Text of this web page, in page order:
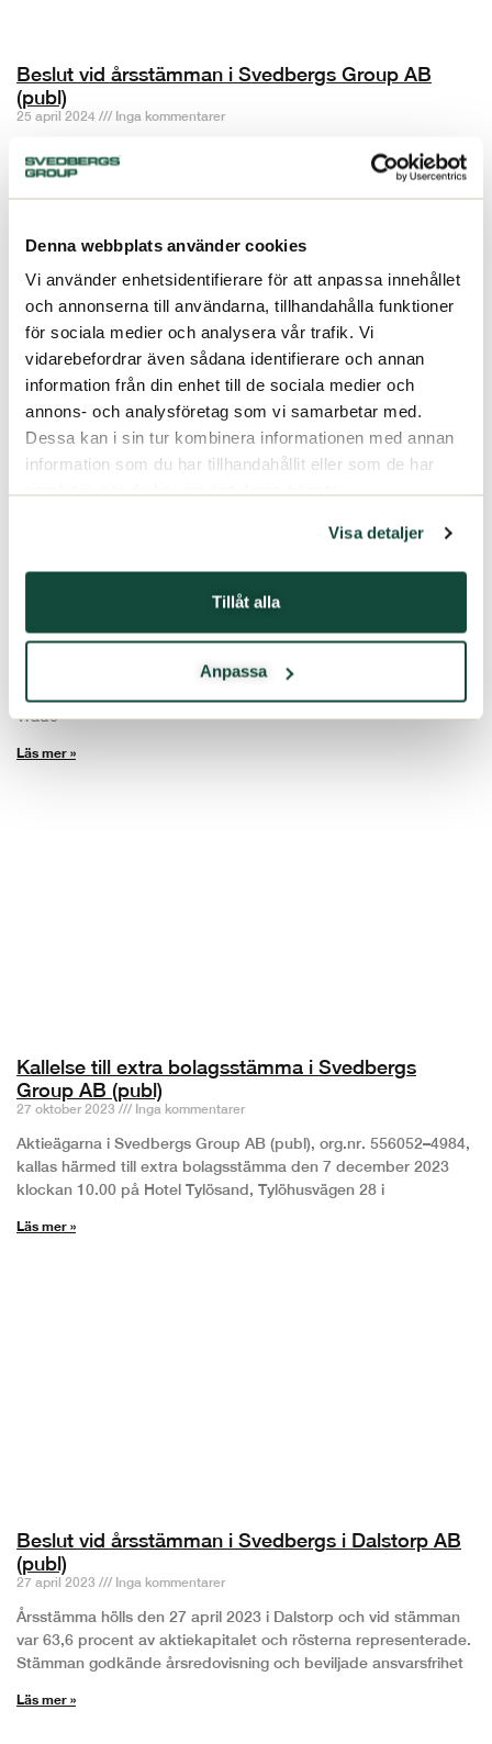
Denna webbplats använder cookies
Vi använder enhetsidentifierare för att anpassa innehållet
och annonserna till användarna, tillhandahålla funktioner
för sociala medier och analysera vår trafik. Vi
vidarebefordrar även sådana identifierare och annan
information från din enhet till de sociala medier och
annons- och analysföretag som vi samarbetar med.
Dessa kan i sin tur kombinera informationen med annan
information som du har tillhandahållit eller som de har
samlat in när du har använt deras tjänster.
Visa detaljer
Tillåt alla
Anpassa
Beslut vid årsstämman i Svedbergs Group AB
(publ)
25 april 2024 Inga kommentarer
Årsstämma hölls idag den 25 april 2024 i Halmstad och vid
stämman var 64,6 procent av aktiekapitalet och rösterna
representerade Stämman fastställde resultat- och
Läs mer »
Kallelse till årsstämma för Svedbergs Group AB
Inga kommentarer
Aktieägarna i Svedbergs Group AB (publ.) organisationsnummer
556052–4984, kallas härmed till årsstämma 25 april 2024
Trade
Läs mer »
Kallelse till extra bolagsstämma i Svedbergs
Group AB (publ)
27 oktober 2023 Inga kommentarer
Aktieägarna i Svedbergs Group AB (publ), org.nr. 556052–4984,
kallas härmed till extra bolagsstämma den 7 december 2023
klockan 10.00 på Hotel Tylösand, Tylöhusvägen 28 i
Läs mer »
Beslut vid årsstämman i Svedbergs i Dalstorp AB
(publ)
27 april 2023 Inga kommentarer
Årsstämma hölls den 27 april 2023 i Dalstorp och vid stämman
var 63,6 procent av aktiekapitalet och rösterna representerade.
Stämman godkände årsredovisning och beviljade ansvarsfrihet
Läs mer »